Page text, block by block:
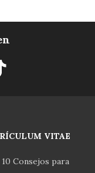
VITAE
10 Consejos para